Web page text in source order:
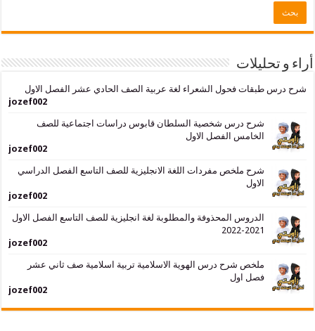
فحول الشعراء لغة عربية الصف الحادي عشر الفصل الاول
شرح درس شخصية السلطان قابوس دراسات اجتماعية للصف
الخامس الفصل الاول
شرح ملخص مفردات اللغة الانجليزية للصف التاسع الفصل الدراسي
الاول
الدروس المحذوفة والمطلوبة لغة انجليزية للصف التاسع الفصل الاول
2021-2022
ملخص شرح درس الهوية الاسلامية تربية اسلامية صف ثاني عشر
فصل اول